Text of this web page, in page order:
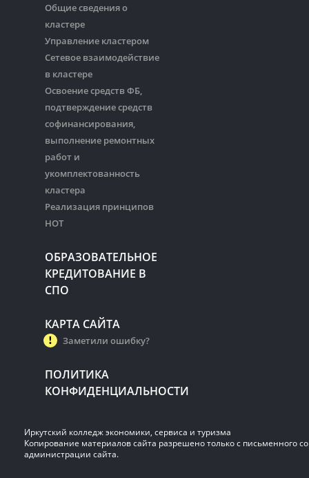
Общие сведения о
кластере
Управление кластером
Сетевое взаимодействие
в кластере
Освоение средств ФБ,
подтверждение средств
софинансирования,
выполнение ремонтных
работ и
укомплектованность
кластера
Реализация принципов
НОТ
ОБРАЗОВАТЕЛЬНОЕ
КРЕДИТОВАНИЕ В
СПО
КАРТА САЙТА
Заметили ошибку?
ПОЛИТИКА
КОНФИДЕНЦИАЛЬНОСТИ
Иркутский колледж экономики, сервиса и туризма
Копирование материалов сайта разрешено только с письменного
администрации сайта.